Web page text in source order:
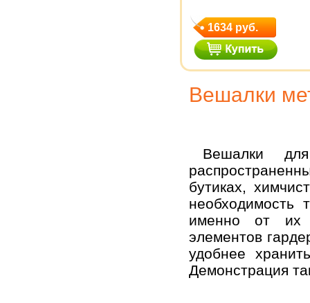
1634 руб.
Вешалки
Вешалки
бутиках,
необходимость
именно от их
элементов
удобнее
Демонстрация